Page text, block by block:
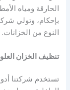
الحارقة ومياه
بإحكام، وتولي
النوع من الخزانات.
تنظيف الخزان
تستخدم شركتنا